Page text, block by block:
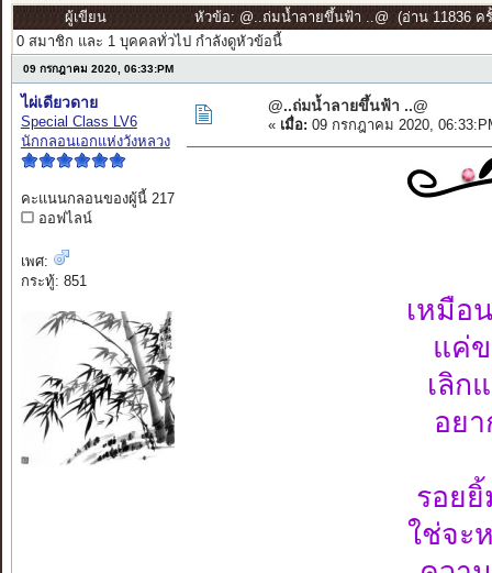
ผู้เขียน
หัวข้อ: @..ถ่มน้ำลายขึ้นฟ้า ..@ (อ่าน 11836 ค
0 สมาชิก และ 1 บุคคลทั่วไป กำลังดูหัวข้อนี้
09 กรกฎาคม 2020, 06:33:PM
ไผ่เดียวดาย
Special Class LV6
นักกลอนเอกแห่งวังหลวง
คะแนนกลอนของผู้นี้ 217
ออฟไลน์
เพศ:
กระทู้: 851
@..ถ่มน้ำลายขึ้นฟ้า ..@
« เมื่อ: 09 กรกฎาคม 2020,
เหมือ
แค่
เลิก
อย
รอย
ใช่จะ